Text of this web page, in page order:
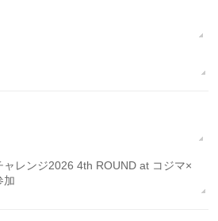
ャレンジ2026 4th ROUND at コジマ×
加